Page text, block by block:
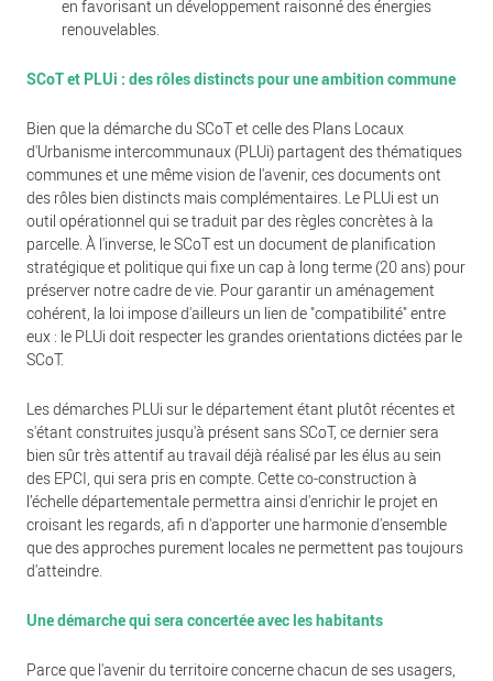
en favorisant un développement raisonné des énergies
renouvelables.
SCoT et PLUi : des rôles distincts pour une ambition commune
Bien que la démarche du SCoT et celle des Plans Locaux
d'Urbanisme intercommunaux (PLUi) partagent des thématiques
communes et une même vision de l'avenir, ces documents ont
des rôles bien distincts mais complémentaires. Le PLUi est un
outil opérationnel qui se traduit par des règles concrètes à la
parcelle. À l'inverse, le SCoT est un document de planification
stratégique et politique qui fixe un cap à long terme (20 ans) pour
préserver notre cadre de vie. Pour garantir un aménagement
cohérent, la loi impose d'ailleurs un lien de "compatibilité" entre
eux : le PLUi doit respecter les grandes orientations dictées par le
SCoT.
Les démarches PLUi sur le département étant plutôt récentes et
s'étant construites jusqu'à présent sans SCoT, ce dernier sera
bien sûr très attentif au travail déjà réalisé par les élus au sein
des EPCI, qui sera pris en compte. Cette co-construction à
l’échelle départementale permettra ainsi d'enrichir le projet en
croisant les regards, afi n d'apporter une harmonie d'ensemble
que des approches purement locales ne permettent pas toujours
d'atteindre.
Une démarche qui sera concertée avec les habitants
Parce que l'avenir du territoire concerne chacun de ses usagers,